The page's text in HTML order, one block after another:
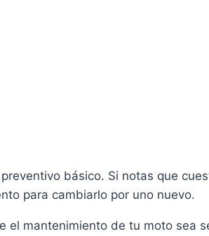
básico. Si notas que
para cambiarlo por uno nuevo.
el mantenimiento de tu moto sea